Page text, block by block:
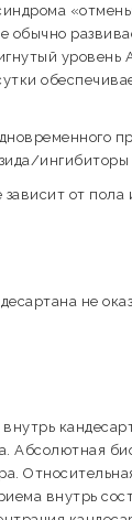
обычно
от пола
не
Абсолютная
внутрь